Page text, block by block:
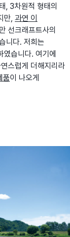
, 3차원적 형태의
만, 과연 이
선크래프트사의
니다. 저희는
습니다. 여기에
스럽게 더해지리라
품이 나오게